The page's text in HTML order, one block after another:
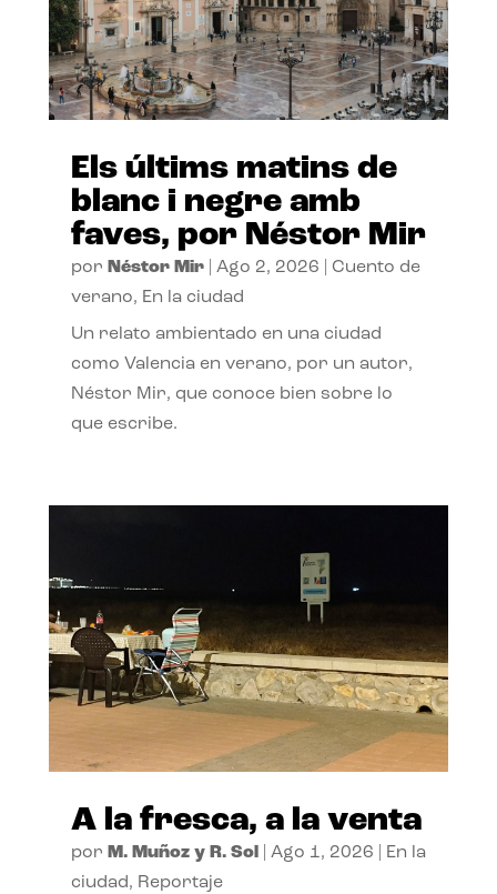
Els últims matins de
blanc i negre amb
faves, por Néstor Mir
por Néstor Mir| Ago 2, 2026
Cuento de
verano, En la ciudad
Un relato ambientado en una ciudad
como Valencia en verano, por un autor,
Néstor Mir, que conoce bien sobre lo
que escribe.
A la fresca, a la venta
por M. Muñoz y R. Sol| Ago 1, 2026
En la
ciudad, Reportaje